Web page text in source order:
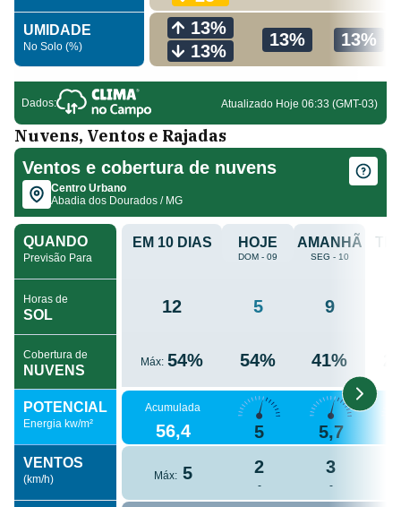
Nuvens, Ventos e Rajadas